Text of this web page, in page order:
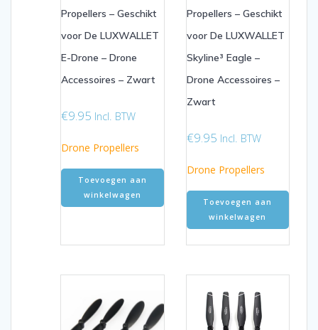
Propellers – Geschikt
voor De LUXWALLET
E-Drone – Drone
Accessoires – Zwart
€9.95 Incl. BTW
Drone Propellers
Toevoegen aan
winkelwagen
Propellers – Geschikt
voor De LUXWALLET
Skyline³ Eagle –
Drone Accessoires –
Zwart
€9.95 Incl. BTW
Drone Propellers
Toevoegen aan
winkelwagen